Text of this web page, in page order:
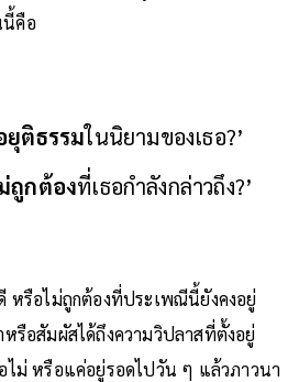
นี้คือ
ยุติธรรมในนิยามของเธอ?’
ถูกต้องที่เธอกำลังกล่าวถึง?’
หรือไม่ถูกต้องที่ประเพณีนี้ยังคงอยู่
รือสัมผัสได้ถึงความวิปลาสที่ตั้งอยู่
ไม่ หรือแค่อยู่รอดไปวัน ๆ แล้วภาวนา